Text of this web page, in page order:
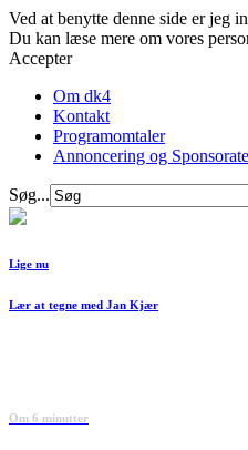
Ved at benytte denne side er jeg
Du kan læse mere om vores
Accepter
Om dk4
Kontakt
Programomtaler
Annoncering og
Søg...
Lige nu
Lær at tegne med Jan Kjær
Om 6 minutter